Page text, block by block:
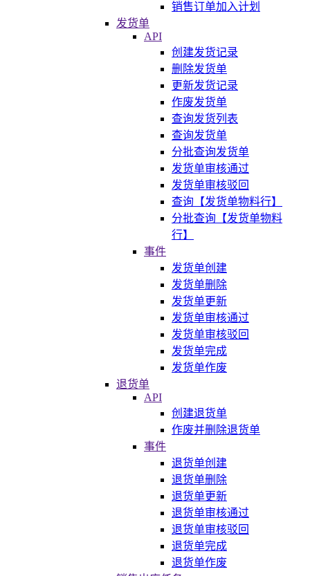
销售订单加入计划
发货单
API
创建发货记录
删除发货单
更新发货记录
作废发货单
查询发货列表
查询发货单
分批查询发货单
发货单审核通过
发货单审核驳回
查询【发货单物料行】
分批查询【发货单物料
行】
事件
发货单创建
发货单删除
发货单更新
发货单审核通过
发货单审核驳回
发货单完成
发货单作废
退货单
API
创建退货单
作废并删除退货单
事件
退货单创建
退货单删除
退货单更新
退货单审核通过
退货单审核驳回
退货单完成
退货单作废